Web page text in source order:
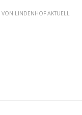
VON LINDENHOF AKTUELL